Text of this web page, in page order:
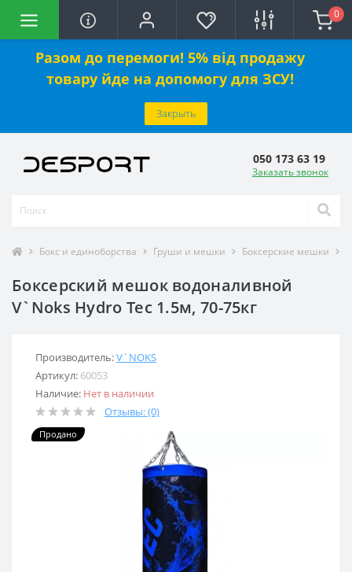
Разом до перемоги! 5% від продажу
товару йде на допомогу для ЗСУ!
Закрыть
0
050 173 63 19
Заказать звонок
Бокс и единоборства Груши и мешки Боксерские мешки
Боксерский мешок водоналивной
V`Noks Hydro Tec 1.5м, 70-75кг
Производитель:V`NOKS
Артикул: 60053
Наличие: Нет в наличии
Отзывы: (0)
Продано